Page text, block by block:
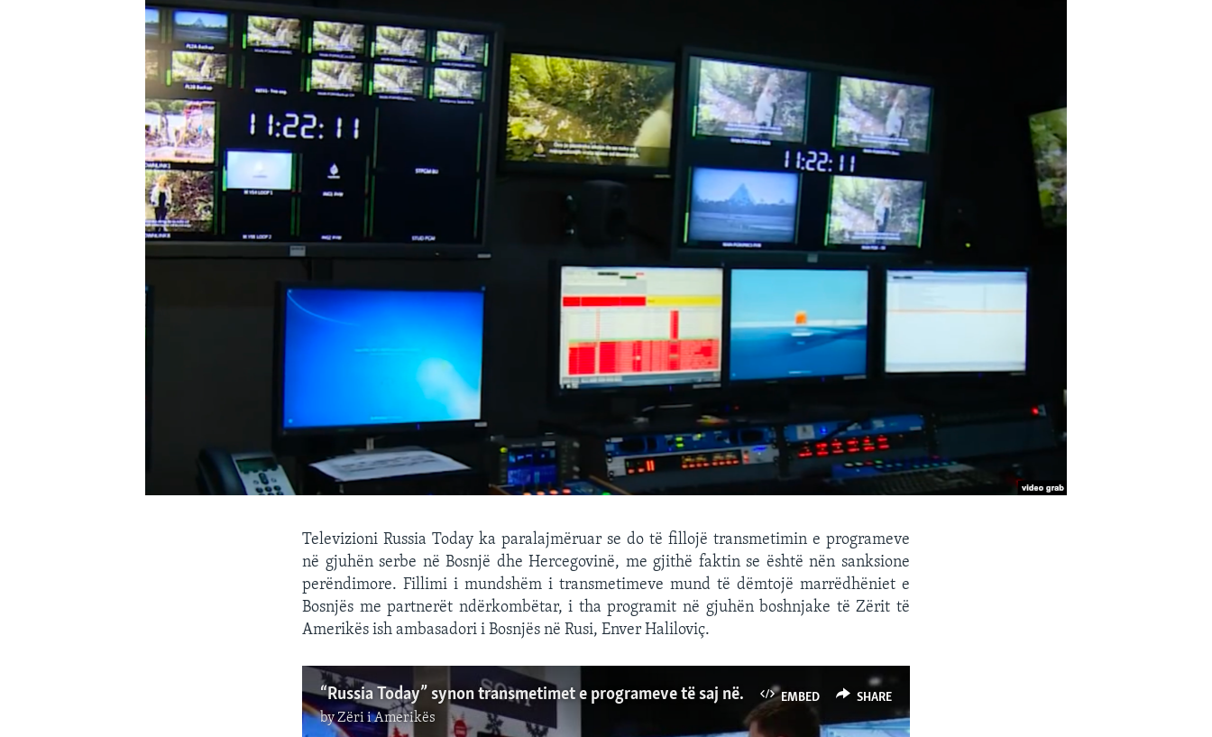
Televizioni Russia Today ka paralajmëruar se do të fillojë transmetimin e programeve
në gjuhën serbe në Bosnjë dhe Hercegovinë, me gjithë faktin se është nën sanksione
perëndimore. Fillimi i mundshëm i transmetimeve mund të dëmtojë marrëdhëniet e
Bosnjës me partnerët ndërkombëtar, i tha programit në gjuhën boshnjake të Zërit të
Amerikës ish ambasadori i Bosnjës në Rusi, Enver Haliloviç.
EMBED SHARE
“Russia Today” synon transmetimet e programeve të saj në gjuhën serbe në Bosnjë
byZëri i Amerikës